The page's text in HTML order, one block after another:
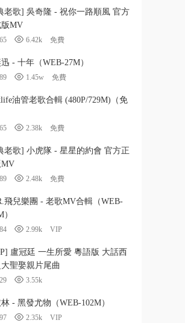
老歌] 吳奇隆 - 祝你一路順風 官方
版MV
6.42k 免費
- 十年（WEB-27M）
1.45w 免費
油管老歌合輯 (480P/729M)（免
2.38k 免費
老歌] 小虎隊 - 星星的約會 官方正
MV
2.48k 免費
飛兒樂團 - 老歌MV合輯（WEB-
2.99k VIP
盧冠廷 一生所愛 粵語版 大話西
聖娶親片尾曲
3.55k
- 黑發尤物（WEB-102M）
2.35k VIP